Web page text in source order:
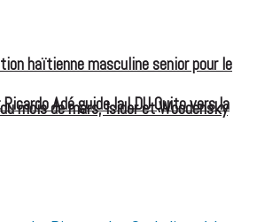
Adé guide la LDU Quito vers la
haïtienne masculine senior pour le
mois de mars, Isidor et Woodensky